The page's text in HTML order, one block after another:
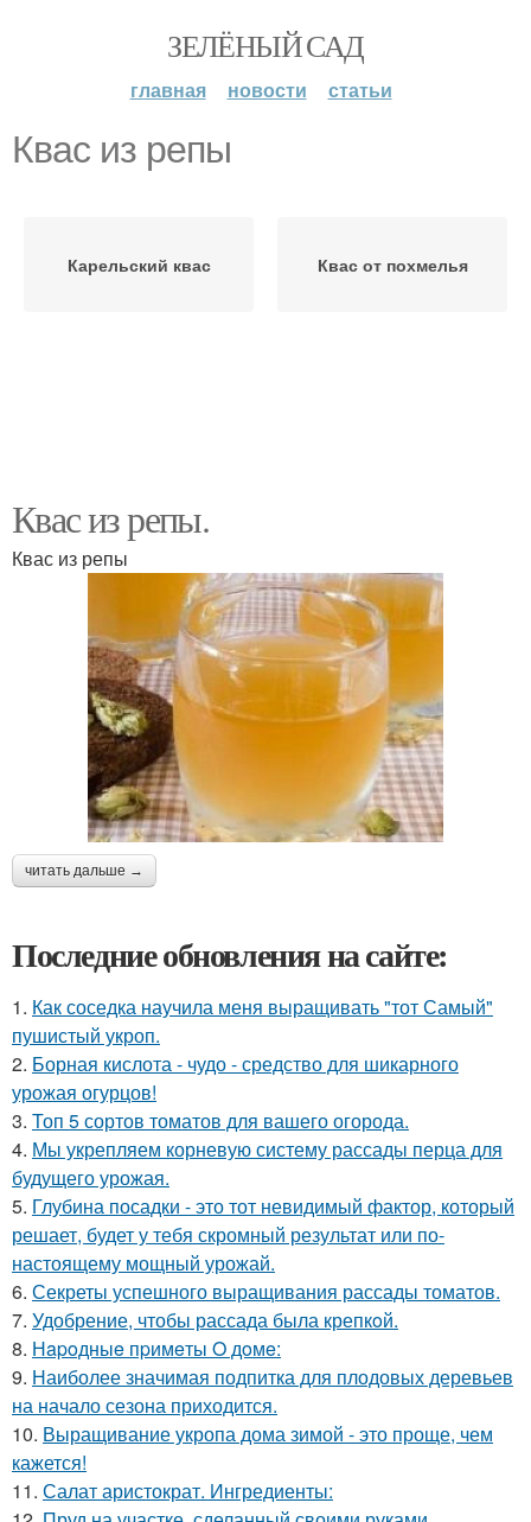
ЗЕЛЁНЫЙ САД
главная новости статьи
Квас из репы
Карельский квас Квас от похмелья
Квас из репы.
Квас из репы
читать дальше →
Последние обновления на сайте:
1. Как соседка научила меня выращивать "тот Самый"
пушистый укроп.
2. Борная кислота - чудо - средство для шикарного
урожая огурцов!
3. Топ 5 сортов томатов для вашего огорода.
4. Мы укрепляем корневую систему рассады перца для
будущего урожая.
5. Глубина посадки - это тот невидимый фактор, который
решает, будет у тебя скромный результат или по-
настоящему мощный урожай.
6. Секреты успешного выращивания рассады томатов.
7. Удобрение, чтобы рассада была крепкoй.
8. Нapoдныe пpимeты O дoмe:
9. Наиболее значимая подпитка для плодовых деревьев
на начало сезона приходится.
10. Выращивание укропа дома зимой - это проще, чем
кажется!
11. Салат аристократ. Ингредиенты: